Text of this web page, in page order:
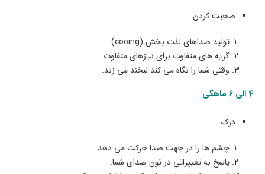
صحبت کردن
تولید صداهای لذت بخش (cooing)
گریه های متفاوت برای نیازهای متفاوت
وقتی شما را نگاه می کند لبخند می زند.
4 الی 6 ماهگی
درک
چشم ها را در جهت صدا حرکت می دهد .
پاسخ به تغییراتی در تون صدای شما.